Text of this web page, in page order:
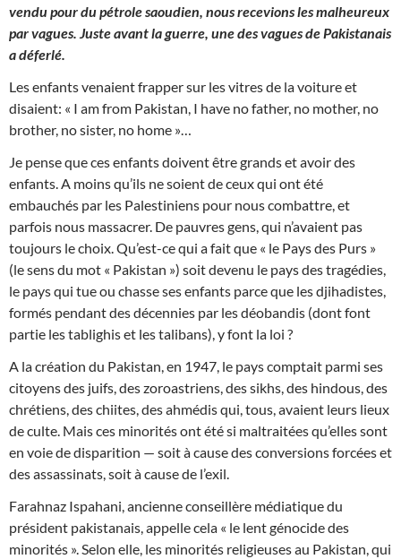
vendu pour du pétrole saoudien, nous recevions les malheureux
par vagues. Juste avant la guerre, une des vagues de Pakistanais
a déferlé.
Les enfants venaient frapper sur les vitres de la voiture et
disaient: « I am from Pakistan, I have no father, no mother, no
brother, no sister, no home »…
Je pense que ces enfants doivent être grands et avoir des
enfants. A moins qu’ils ne soient de ceux qui ont été
embauchés par les Palestiniens pour nous combattre, et
parfois nous massacrer. De pauvres gens, qui n’avaient pas
toujours le choix. Qu’est-ce qui a fait que « le Pays des Purs »
(le sens du mot « Pakistan ») soit devenu le pays des tragédies,
le pays qui tue ou chasse ses enfants parce que les djihadistes,
formés pendant des décennies par les déobandis (dont font
partie les tablighis et les talibans), y font la loi ?
A la création du Pakistan, en 1947, le pays comptait parmi ses
citoyens des juifs, des zoroastriens, des sikhs, des hindous, des
chrétiens, des chiites, des ahmédis qui, tous, avaient leurs lieux
de culte. Mais ces minorités ont été si maltraitées qu’elles sont
en voie de disparition — soit à cause des conversions forcées et
des assassinats, soit à cause de l’exil.
Farahnaz Ispahani, ancienne conseillère médiatique du
président pakistanais, appelle cela « le lent génocide des
minorités ». Selon elle, les minorités religieuses au Pakistan, qui